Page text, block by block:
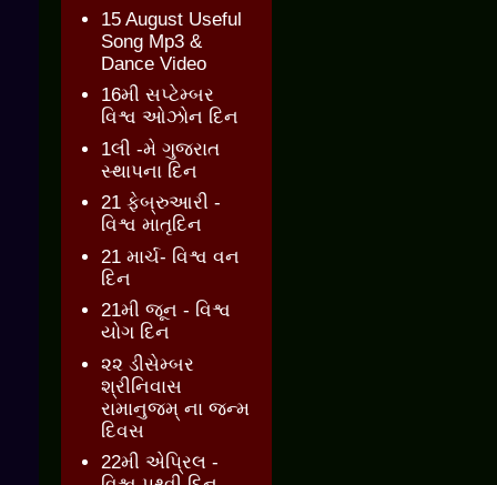
15 August Useful
Song Mp3 &
Dance Video
16મી સપ્ટેમ્બર
વિશ્વ ઓઝોન દિન
1લી -મે ગુજરાત
સ્થાપના દિન
21 ફેબ્રુઆરી -
વિશ્વ માતૃદિન
21 માર્ચ- વિશ્વ વન
દિન
21મી જૂન - વિશ્વ
યોગ દિન
૨૨ ડીસેમ્બર
શ્રીનિવાસ
રામાનુજમ્ ના જન્મ
દિવસ
22મી એપ્રિલ -